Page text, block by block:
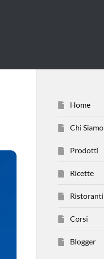
Home
Chi Siamo
Prodotti
Ricette
Ristoranti
Corsi
Blogger